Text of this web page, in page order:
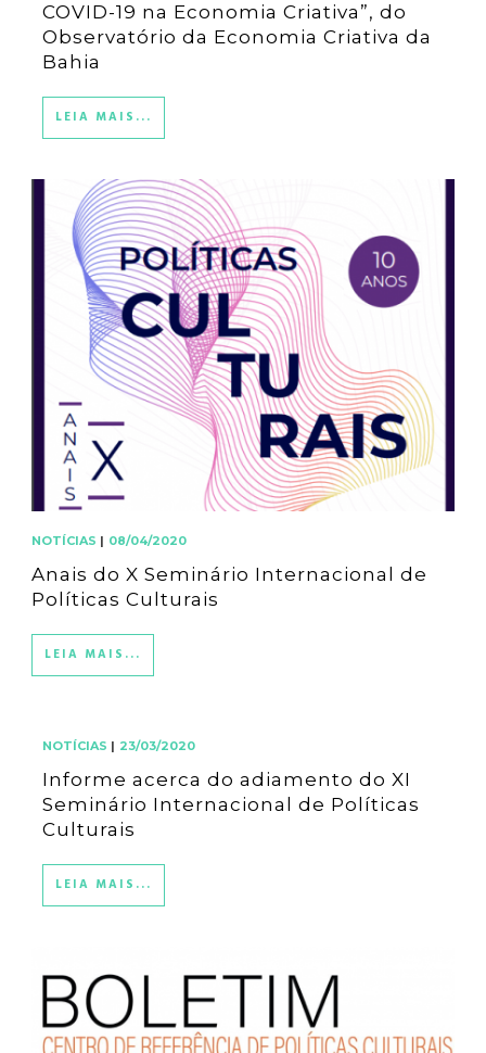
COVID-19 na Economia Criativa”, do
Observatório da Economia Criativa da
Bahia
LEIA MAIS...
NOTÍCIAS | 08/04/2020
Anais do X Seminário Internacional de
Políticas Culturais
LEIA MAIS...
NOTÍCIAS | 23/03/2020
Informe acerca do adiamento do XI
Seminário Internacional de Políticas
Culturais
LEIA MAIS...